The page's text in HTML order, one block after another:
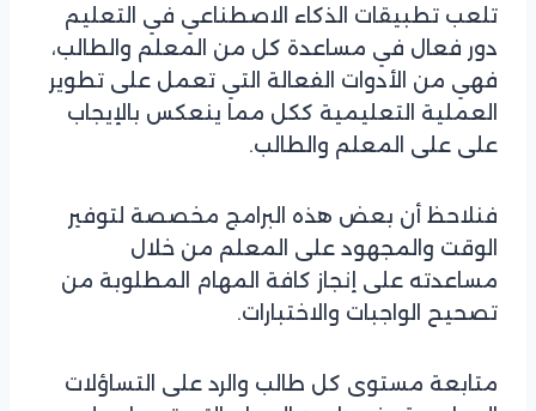
تلعب تطبيقات الذكاء الاصطناعي في التعليم
دور فعال في مساعدة كل من المعلم والطالب،
فهي من الأدوات الفعالة التي تعمل على تطوير
العملية التعليمية ككل مما ينعكس بالإيجاب
على على المعلم والطالب.
فنلاحظ أن بعض هذه البرامج مخصصة لتوفير
الوقت والمجهود على المعلم من خلال
مساعدته على إنجاز كافة المهام المطلوبة من
تصحيح الواجبات والاختبارات.
متابعة مستوى كل طالب والرد على التساؤلات